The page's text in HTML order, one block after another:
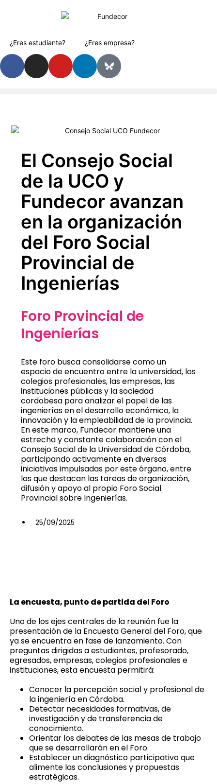
¿Eres estudiante? ¿Eres empresa?
El Consejo Social
de la UCO y
Fundecor avanzan
en la organización
del Foro Social
Provincial de
Ingenierías
Foro Provincial de
Ingenierías
Este foro busca consolidarse como un
espacio de encuentro entre la universidad, los
colegios profesionales, las empresas, las
instituciones públicas y la sociedad
cordobesa para analizar el papel de las
ingenierías en el desarrollo económico, la
innovación y la empleabilidad de la provincia.
En este marco, Fundecor mantiene una
estrecha y constante colaboración con el
Consejo Social de la Universidad de Córdoba,
participando activamente en diversas
iniciativas impulsadas por este órgano, entre
las que destacan las tareas de organización,
difusión y apoyo al propio Foro Social
Provincial sobre Ingenierías.
25/09/2025
La encuesta, punto de partida del Foro
Uno de los ejes centrales de la reunión fue la
presentación de la Encuesta General del Foro, que
ya se encuentra en fase de lanzamiento. Con
preguntas dirigidas a estudiantes, profesorado,
egresados, empresas, colegios profesionales e
instituciones, esta encuesta permitirá:
Conocer la percepción social y profesional de
la ingeniería en Córdoba.
Detectar necesidades formativas, de
investigación y de transferencia de
conocimiento.
Orientar los debates de las mesas de trabajo
que se desarrollarán en el Foro.
Establecer un diagnóstico participativo que
alimente las conclusiones y propuestas
estratégicas.